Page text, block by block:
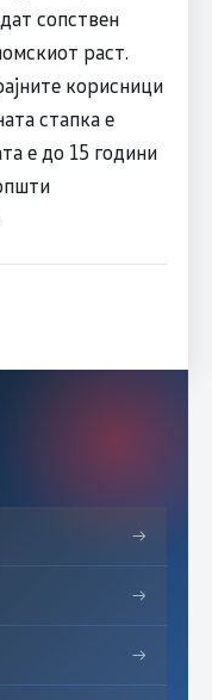
сопствен
раст.
корисници
стапка е
е до 15 години
→
→
→